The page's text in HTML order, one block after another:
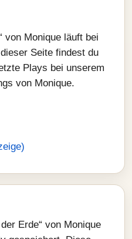
von Monique läuft bei
Seite findest du
Plays bei unserem
von Monique.
Erde“ von Monique